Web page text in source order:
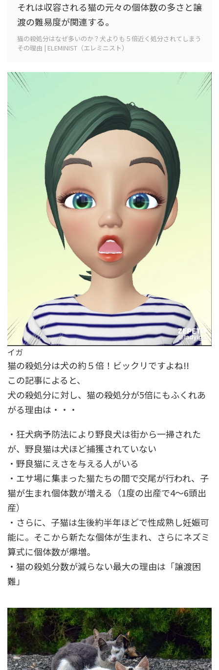
それは収容される猫の元々の個体数の多さと譲
渡の難易度が関連する。
猫の殺処分はなぜ多いのか？犬よりも５倍近く処分されてしまう
その理由 | ELEMINIST（エレミニスト）
イガ
猫の殺処分は犬の約５倍！ ビックリですよね!!
この記事によると、
犬の殺処分に対し、猫の殺処分が5倍にもふくれあ
がる理由は・・・
・狂犬病予防法により野良犬は街から一掃された
が、 野良猫は犬ほど捕獲されていない
・ 野良猫にえさを与える人がいる
・ エサ場に集まった猫たちの間で交尾が行われ、子
猫が生まれ個体数が増える（1度の出産で4～6頭出
産）
・さらに、 子猫は生後約半年ほどで性成熟し妊娠可
能に。そこから新たな個体が生まれ、さらにネズミ
算式に個体数が爆増。
・猫の殺処分数が減らない最大の理由は「譲渡困
難 」